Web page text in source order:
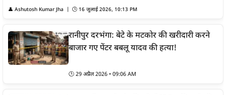
👤 Ashutosh Kumar Jha | 🕒 16 जुलाई 2026, 10:13 PM
रानीपुर दरभंगा: बेटे के मटकोर की खरीदारी करने
बाजार गए पेंटर बबलू यादव की हत्या!
🕒 29 अप्रैल 2026 • 09:06 AM